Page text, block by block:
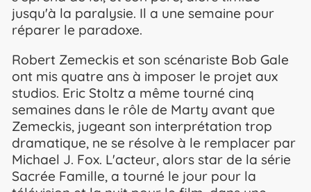
jusqu'à la paralysie. Il a une semaine pour
réparer le paradoxe.
Robert Zemeckis et son scénariste Bob Gale
ont mis quatre ans à imposer le projet aux
studios. Eric Stoltz a même tourné cinq
semaines dans le rôle de Marty avant que
Zemeckis, jugeant son interprétation trop
dramatique, ne se résolve à le remplacer par
Michael J. Fox. L'acteur, alors star de la série
Sacrée Famille, a tourné le jour pour la